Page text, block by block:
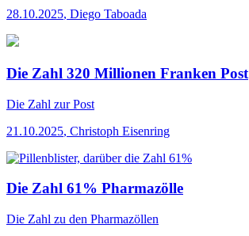
28.10.2025, Diego Taboada
Die Zahl 320 Millionen Franken Post
Die Zahl zur Post
21.10.2025, Christoph Eisenring
Die Zahl 61% Pharmazölle
Die Zahl zu den Pharmazöllen